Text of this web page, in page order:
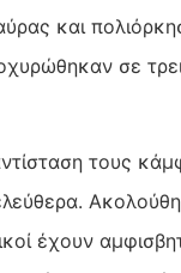
και
σε
τους
έχουν